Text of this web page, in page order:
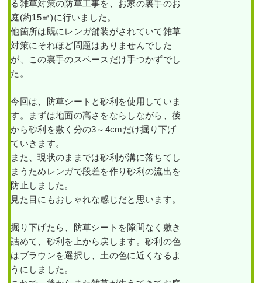
る雑草対策の防草工事を、お家の裏手のお
庭(約15㎡)に行いました。
他箇所は既にレンガ舗装がされていて雑草
対策にそれほど問題はありませんでした
が、この裏手のスペースだけ手つかずでし
た。
今回は、防草シートと砂利を使用していま
す。まずは地面の高さをならしながら、後
から砂利を敷く分の3～4cmだけ掘り下げ
ていきます。
また、現状のままでは砂利が溝に落ちてし
まうためレンガで段差を作り砂利の流出を
防止しました。
見た目にもおしゃれな感じだと思います。
掘り下げたら、防草シートを隙間なく敷き
詰めて、砂利を上から戻します。砂利の色
はブラウンを選択し、土の色に近くなるよ
うにしました。